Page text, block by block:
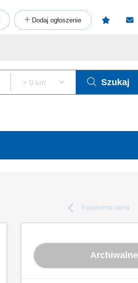
Dodaj ogłoszenie
Szukaj
Poprzednia oferta
Archiwalne